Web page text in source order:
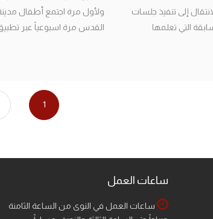
إلى تنفيذ جلسات
التي تعلمها
ولأول مرة اجتمع أطفال
القدس مرة اسبوعياً عبر
1
ساعات العمل
ساعات العمل في النوى من الساعة الثامنة